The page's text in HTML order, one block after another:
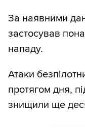
За наявними
застосував
нападу.
Атаки
протягом дня,
знищили ще